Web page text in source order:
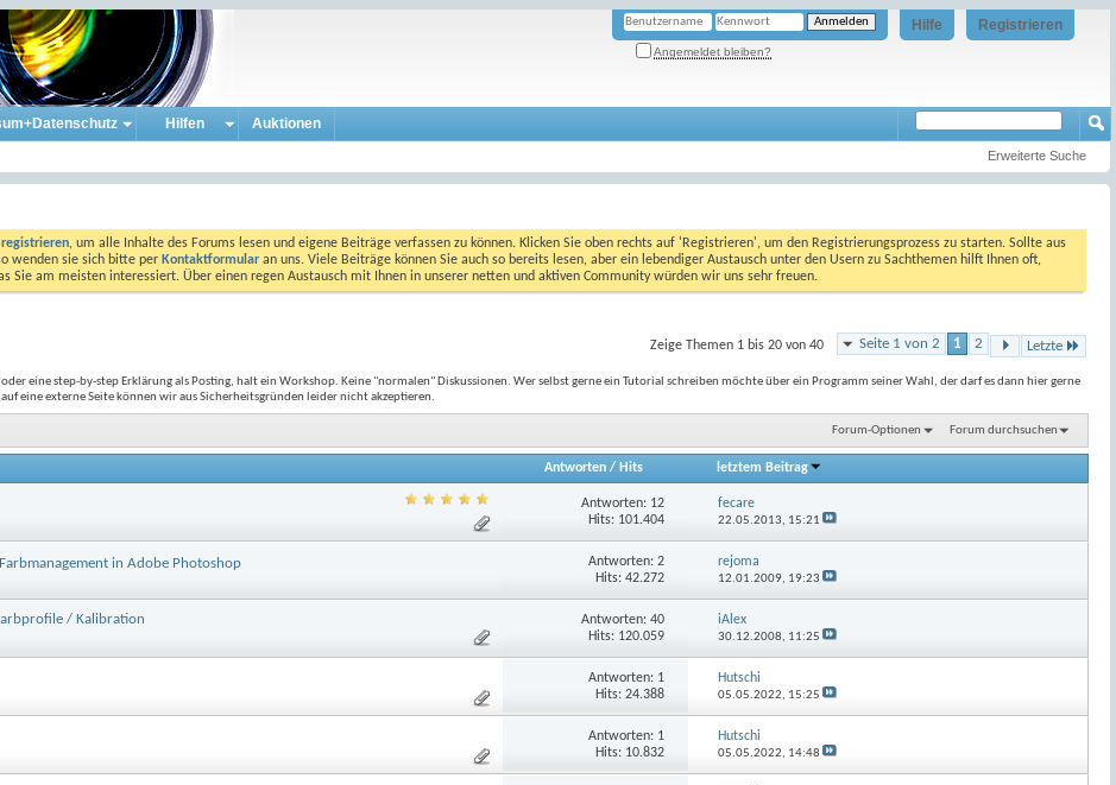
Registrieren
Hilfe
Angemeldet bleiben?
Hilfen Auktionen
Erweiterte Suche
registrieren, um alle Inhalte des Forums lesen und eigene Beiträge verfassen zu können. Klicken Sie oben rechts auf 'Registrieren', um den Registrierungsprozess zu starten. Sollte aus
wenden sie sich bitte per Kontaktformular an uns. Viele Beiträge können Sie auch so bereits lesen, aber ein lebendiger Austausch unter den Usern zu Sachthemen hilft Ihnen oft,
Sie am meisten interessiert. Über einen regen Austausch mit Ihnen in unserer netten und aktiven Community würden wir uns sehr freuen.
Seite 1 von 2 1 2 Letzte
Zeige Themen 1 bis 20 von 40
eine step-by-step Erklärung als Posting, halt ein Workshop. Keine "normalen" Diskussionen. Wer selbst gerne ein Tutorial schreiben möchte über ein Programm seiner Wahl, der darf es dann hier gerne
eine externe Seite können wir aus Sicherheitsgründen leider nicht akzeptieren.
Forum-Optionen Forum durchsuchen
Antworten / Hits letztem Beitrag
Antworten: 12
Hits: 101.404
fecare
22.05.2013, 15:21
in Adobe Photoshop Antworten: 2
Hits: 42.272
rejoma
12.01.2009, 19:23
/ Kalibration Antworten: 40
Hits: 120.059
iAlex
30.12.2008, 11:25
Antworten: 1
Hits: 24.388
Hutschi
05.05.2022, 15:25
Antworten: 1
Hits: 10.832
Hutschi
05.05.2022, 14:48